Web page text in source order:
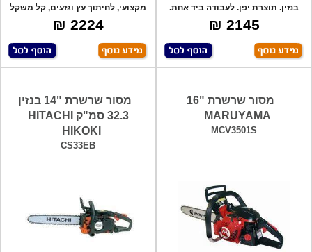
בנזין. תוצרת יפן. לעבודה ביד אחת.
קל משק
2145 ₪
מקצועי, לחיתוך עץ וגזעים, קל משקל
ו קל מ
2224 ₪
מסור שרשרת "16
MARUYAMA
MCV3501S
מסור שרשרת "14 בנזין
32.3 סמ"ק HITACHI
HIKOKI
CS33EB